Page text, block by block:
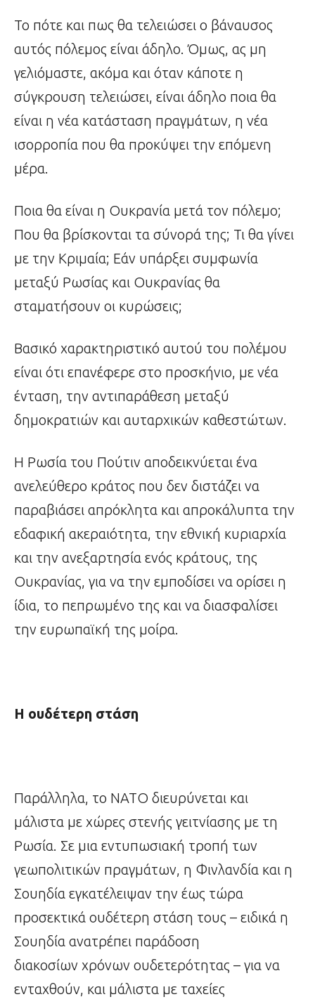
Το πότε και πως θα τελειώσει ο βάναυσος
αυτός πόλεμος είναι άδηλο. Όμως, ας μη
γελιόμαστε, ακόμα και όταν κάποτε η
σύγκρουση τελειώσει, είναι άδηλο ποια θα
είναι η νέα κατάσταση πραγμάτων, η νέα
ισορροπία που θα προκύψει την επόμενη
μέρα.
Ποια θα είναι η Ουκρανία μετά τον πόλεμο;
Που θα βρίσκονται τα σύνορά της; Τι θα γίνει
με την Κριμαία; Εάν υπάρξει συμφωνία
μεταξύ Ρωσίας και Ουκρανίας θα
σταματήσουν οι κυρώσεις;
Βασικό χαρακτηριστικό αυτού του πολέμου
είναι ότι επανέφερε στο προσκήνιο, με νέα
ένταση, την αντιπαράθεση μεταξύ
δημοκρατιών και αυταρχικών καθεστώτων.
Η Ρωσία του Πούτιν αποδεικνύεται ένα
ανελεύθερο κράτος που δεν διστάζει να
παραβιάσει απρόκλητα και απροκάλυπτα την
εδαφική ακεραιότητα, την εθνική κυριαρχία
και την ανεξαρτησία ενός κράτους, της
Ουκρανίας, για να την εμποδίσει να ορίσει η
ίδια, το πεπρωμένο της και να διασφαλίσει
την ευρωπαϊκή της μοίρα.
Η ουδέτερη στάση
Παράλληλα, το ΝΑΤΟ διευρύνεται και
μάλιστα με χώρες στενής γειτνίασης με τη
Ρωσία. Σε μια εντυπωσιακή τροπή των
γεωπολιτικών πραγμάτων, η Φινλανδία και η
Σουηδία εγκατέλειψαν την έως τώρα
προσεκτικά ουδέτερη στάση τους – ειδικά η
Σουηδία ανατρέπει παράδοση
διακοσίων χρόνων ουδετερότητας – για να
ενταχθούν, και μάλιστα με ταχείες